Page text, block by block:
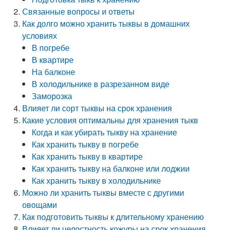
Связанные вопросы и ответы
Как долго можно хранить тыквы в домашних
условиях
В погребе
В квартире
На балконе
В холодильнике в разрезанном виде
Заморозка
Влияет ли сорт тыквы на срок хранения
Какие условия оптимальны для хранения тыкв
Когда и как убирать тыкву на хранение
Как хранить тыкву в погребе
Как хранить тыкву в квартире
Как хранить тыкву на балконе или лоджии
Как хранить тыкву в холодильнике
Можно ли хранить тыквы вместе с другими
овощами
Как подготовить тыквы к длительному хранению